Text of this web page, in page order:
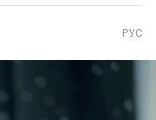
РУС